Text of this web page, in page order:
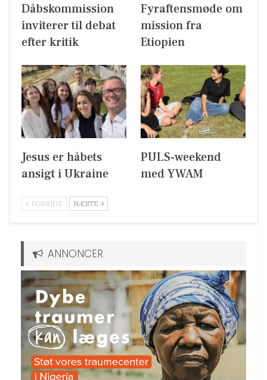
Dåbskommission
inviterer til debat
efter kritik
Fyraftensmøde om
mission fra
Etiopien
Jesus er håbets
ansigt i Ukraine
PULS-weekend
med YWAM
FORRIGE NÆSTE
ANNONCER